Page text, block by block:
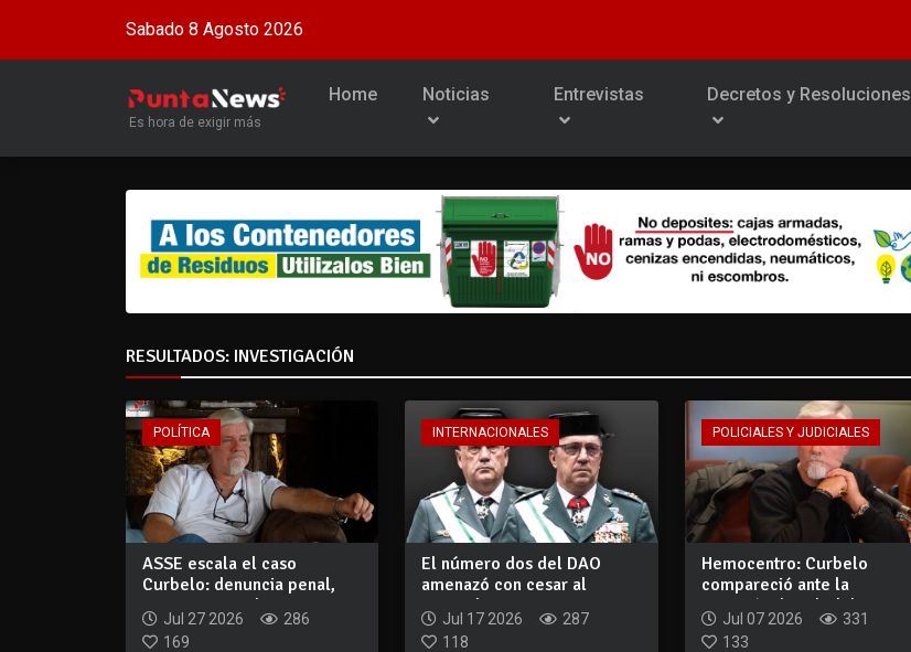
Sabado 8 Agosto 2026
Es hora de exigir más
Home Noticias Entrevistas Decretos y Resoluciones
RESULTADOS: INVESTIGACIÓN
POLÍTICA
ASSE escala el caso
Curbelo: denuncia penal,
sumario y ampli...
Jul 27 2026
286
169
INTERNACIONALES
El número dos del DAO
amenazó con cesar al
general que se ne...
Jul 17 2026
287
118
POLICIALES Y JUDICIALES
Hemocentro: Curbelo
compareció ante la
comisión de salud de...
Jul 07 2026
331
133